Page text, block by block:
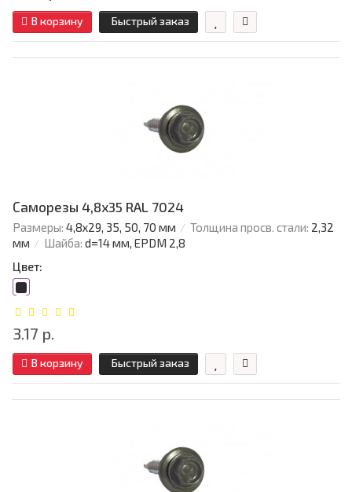
В корзину Быстрый заказ
Саморезы 4,8х35 RAL 7024
Размеры: 4,8х29, 35, 50, 70 мм Толщина просв. стали: 2,32
мм
Шайба: d=14 мм, EPDM 2,8
Цвет:
3.17 р.
В корзину Быстрый заказ